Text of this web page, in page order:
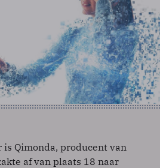
is Qimonda, producent van
af van plaats 18 naar